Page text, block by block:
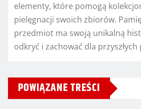
elementy, które pomogą
pielęgnacji swoich zbiorów.
przedmiot ma swoją unikalną
odkryć i zachować dla przyszłych
POWIĄZANE TREŚCI